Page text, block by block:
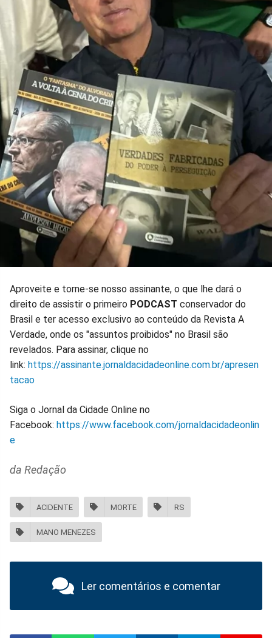
Aproveite e torne-se nosso assinante, o que lhe dará o
direito de assistir o primeiro PODCAST conservador do
Brasil e ter acesso exclusivo ao conteúdo da Revista A
Verdade, onde os "assuntos proibidos" no Brasil são
revelados. Para assinar, clique no
link: https://assinante.jornaldacidadeonline.com.br/apresen
tacao
Siga o Jornal da Cidade Online no
Facebook: https://www.facebook.com/jornaldacidadeonlin
e
da Redação
ACIDENTE MORTE RS
MANO MENEZES
Ler comentários e comentar